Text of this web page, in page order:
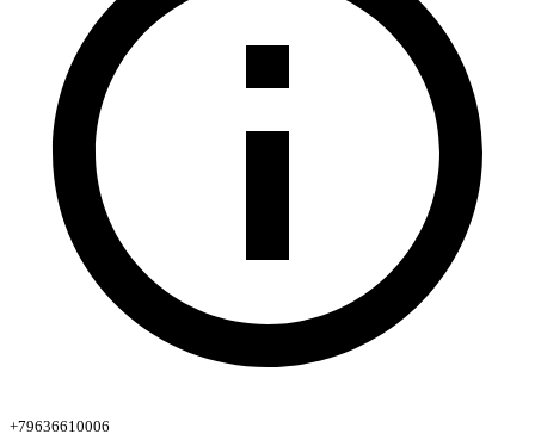
+79636610006